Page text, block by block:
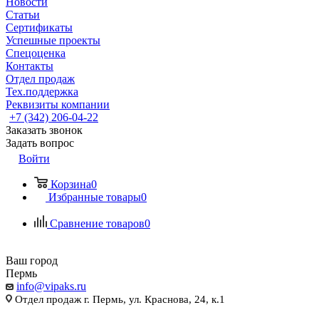
Статьи
Сертификаты
Успешные проекты
Спецоценка
Контакты
Отдел продаж
Тех.поддержка
Реквизиты компании
+7 (342) 206-04-22
Заказать звонок
Задать вопрос
Войти
Корзина0
Избранные товары0
Сравнение товаров0
Ваш город
Пермь
info@vipaks.ru
Отдел продаж г. Пермь, ул. Краснова, 24, к.1